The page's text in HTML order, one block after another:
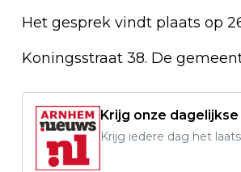
Het gesprek vindt plaats op
Koningsstraat 38. De
Krijg onze
Krijg iedere dag het